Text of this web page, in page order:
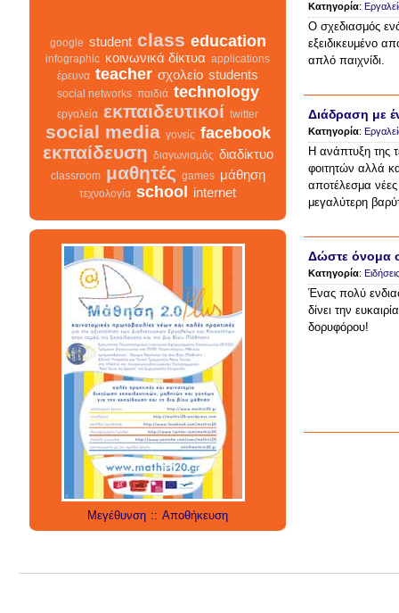
google student class education
infographic κοινωνικά δίκτυα
applications
έρευνα
teacher σχολείο students
παιδιά technology
εργαλεία εκπαιδευτικοί
social media γονείς facebook
εκπαίδευση διαγωνισμός διαδίκτυο
μαθητές games μάθηση
τεχνολογία school internet
σχολείο infographic
facebook teacher διαδίκτυο
κοινωνικά δίκτυα
γονείς μαθητές
εκπαίδευση students
εκπαιδευτικοί classroom google
τεχνολογία student παιδιά games
education μάθηση social networks
social media έρευνα technology
twitter εργαλεία internet applications
Μεγέθυνση :: Αποθήκευση
Κατηγορία:
Ο σχεδιασμός
εξειδικευμένο
απλό παιχνίδι.
Διάδραση με
Κατηγορία:
Η ανάπτυξη της
φοιτητών αλλά
αποτέλεσμα
μεγαλύτερη
Δώστε όνομα
Κατηγορία: Ειδήσεις
Ένας πολύ
δίνει την
δορυφόρου!